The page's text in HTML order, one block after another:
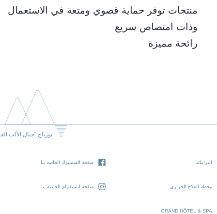
منتجات توفر حماية قصوي ومتعة في الاستعمال
وذات امتصاص سريع
رائحة مميزة
يورياج "جبال الألب
التزاماتنا
محطة العلاج الحراري
GRAND HÔTEL & SPA
صفحة الفيسبوك الخاصة بنا
صفحة انستغرام الخاصة بنا